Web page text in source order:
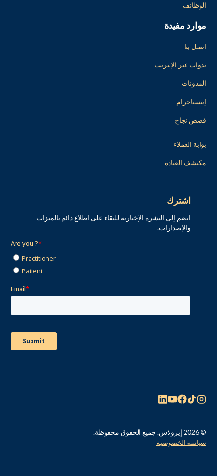
الوظائف
موارد مفيدة
اتصل بنا
ندوات عبر الإنترنت
المدونات
إينستاجرام
قصص نجاح
بوابة العملاء
مكتشف العيادة
اشترك
انضم إلى النشرة الإخبارية للبقاء على اطلاع دائم بالميزات
والإصدارات.
© 2026 إيرولاس. جميع الحقوق محفوظة.
سياسة الخصوصية